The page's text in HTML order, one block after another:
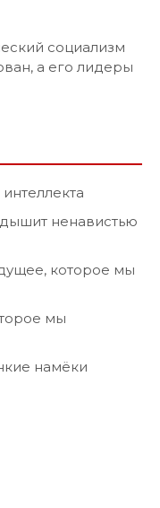
социализм
а его лидеры
дышит ненавистью
которое мы
мы
намёки